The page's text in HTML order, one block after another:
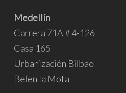
Medellín
Carrera 71A # 4-126
Casa 165
Urbanización Bilbao
Belen la Mota